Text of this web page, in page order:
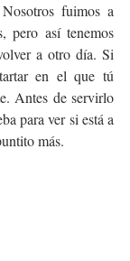
fuimos a
pero así tenemos
a otro día. Si
en el que tú
Antes de servirlo
para ver si está a
más.